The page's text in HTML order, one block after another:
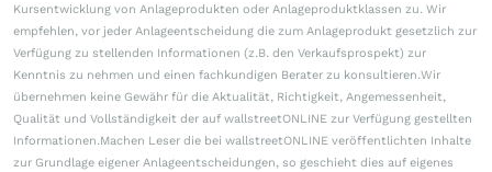
Kursentwicklung von Anlageprodukten oder Anlageproduktklassen zu. Wir
empfehlen, vor jeder Anlageentscheidung die zum Anlageprodukt gesetzlich zur
Verfügung zu stellenden Informationen (z.B. den Verkaufsprospekt) zur
Kenntnis zu nehmen und einen fachkundigen Berater zu konsultieren.Wir
übernehmen keine Gewähr für die Aktualität, Richtigkeit, Angemessenheit,
Qualität und Vollständigkeit der auf wallstreetONLINE zur Verfügung gestellten
Informationen.Machen Leser die bei wallstreetONLINE veröffentlichten Inhalte
zur Grundlage eigener Anlageentscheidungen, so geschieht dies auf eigenes